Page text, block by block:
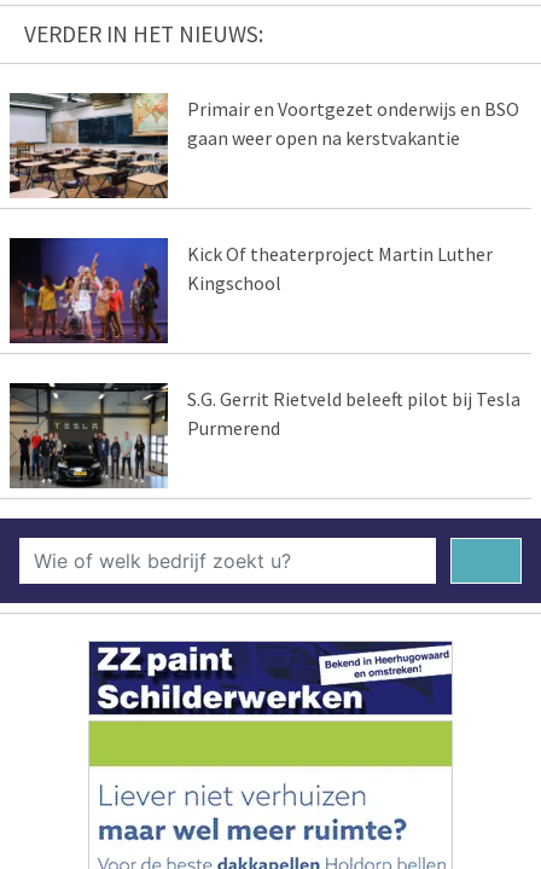
VERDER IN HET NIEUWS:
Primair en Voortgezet onderwijs en BSO
gaan weer open na kerstvakantie
Kick Of theaterproject Martin Luther
Kingschool
S.G. Gerrit Rietveld beleeft pilot bij Tesla
Purmerend